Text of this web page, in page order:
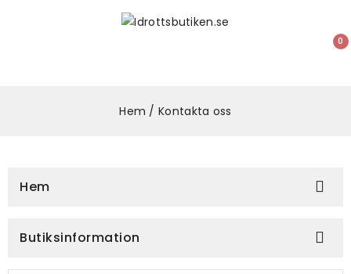
0
Hem Kontakta oss
Hem 
Butiksinformation 